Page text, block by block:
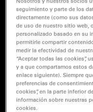
seguimiento y parte de los
directamente (como sus
de uso de nuestro sitio web,
personalizado basado en su
permitirle compartir
medir la efectividad de
“Aceptar todas las cookies”,
y a que compartamos estos
enlace siguiente). Siempre
preferencias de
cookies”, en la parte inferior
información sobre nuestras
cookies.